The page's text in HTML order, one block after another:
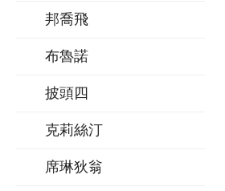
邦喬飛
布魯諾
披頭四
克莉絲汀
席琳狄翁